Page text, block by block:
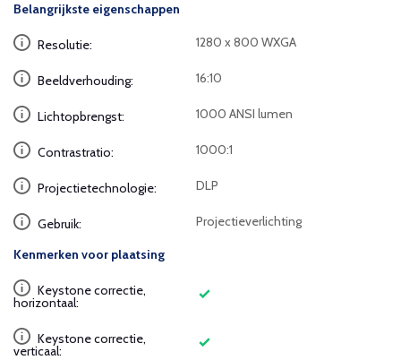
Belangrijkste eigenschappen
Resolutie: 1280 x 800 WXGA
Beeldverhouding: 16:10
Lichtopbrengst: 1000 ANSI lumen
Contrastratio: 1000:1
Projectietechnologie: DLP
Gebruik: Projectieverlichting
Kenmerken voor plaatsing
Keystone correctie,
horizontaal:
Keystone correctie,
verticaal: